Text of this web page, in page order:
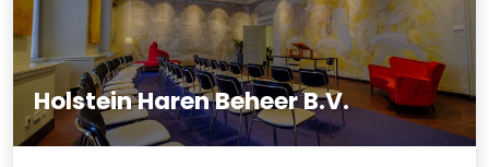
Holstein Haren Beheer B.V.